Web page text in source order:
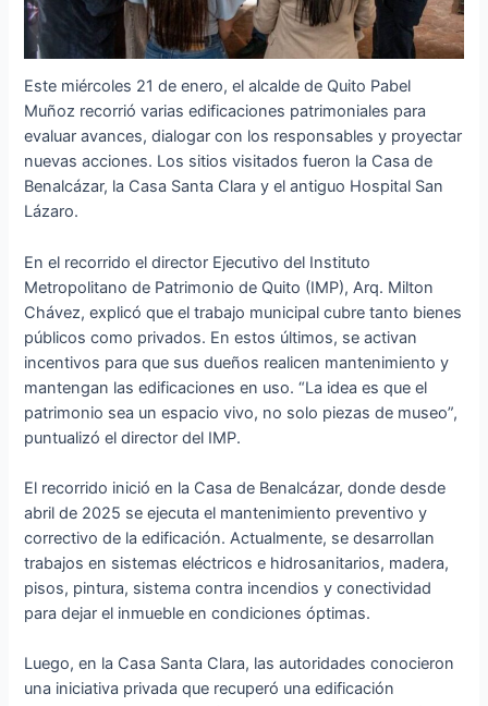
Este miércoles 21 de enero, el alcalde de Quito Pabel
Muñoz recorrió varias edificaciones patrimoniales para
evaluar avances, dialogar con los responsables y proyectar
nuevas acciones. Los sitios visitados fueron la Casa de
Benalcázar, la Casa Santa Clara y el antiguo Hospital San
Lázaro.
En el recorrido el director Ejecutivo del Instituto
Metropolitano de Patrimonio de Quito (IMP), Arq. Milton
Chávez, explicó que el trabajo municipal cubre tanto bienes
públicos como privados. En estos últimos, se activan
incentivos para que sus dueños realicen mantenimiento y
mantengan las edificaciones en uso. “La idea es que el
patrimonio sea un espacio vivo, no solo piezas de museo”,
puntualizó el director del IMP.
El recorrido inició en la Casa de Benalcázar, donde desde
abril de 2025 se ejecuta el mantenimiento preventivo y
correctivo de la edificación. Actualmente, se desarrollan
trabajos en sistemas eléctricos e hidrosanitarios, madera,
pisos, pintura, sistema contra incendios y conectividad
para dejar el inmueble en condiciones óptimas.
Luego, en la Casa Santa Clara, las autoridades conocieron
una iniciativa privada que recuperó una edificación